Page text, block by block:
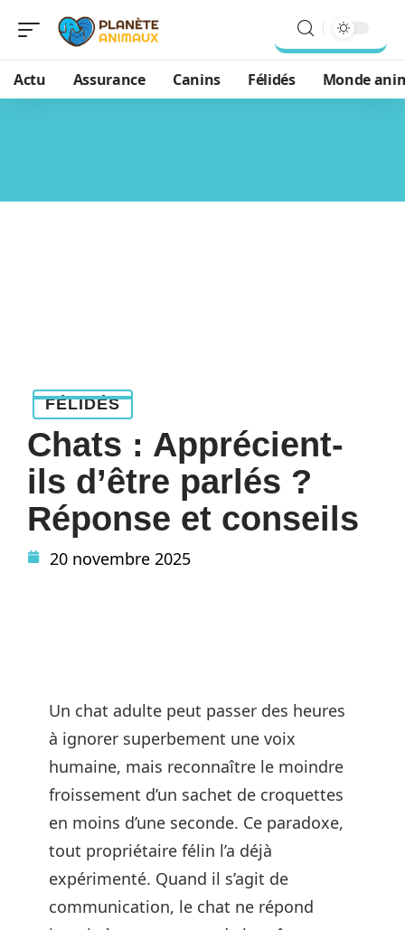
Actu Assurance Canins Félidés Monde
FÉLIDÉS
Chats : Apprécient-
ils d’être parlés ?
Réponse et conseils
20 novembre 2025
Un chat adulte peut passer des heures
à ignorer superbement une voix
humaine, mais reconnaître le moindre
froissement d’un sachet de croquettes
en moins d’une seconde. Ce paradoxe,
tout propriétaire félin l’a déjà
expérimenté. Quand il s’agit de
communication, le chat ne répond